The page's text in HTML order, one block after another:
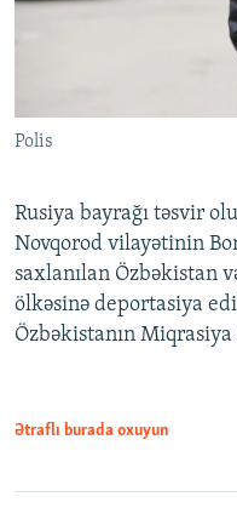
Polis
Rusiya bayrağı təsvir
Novqorod vilayətinin
saxlanılan Özbəkistan
ölkəsinə deportasiya
Özbəkistanın
Ətraflı burada oxuyun